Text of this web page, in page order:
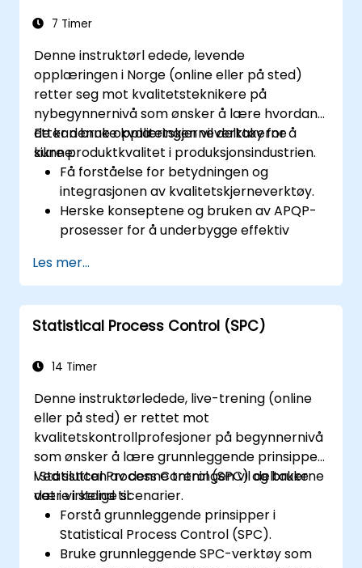
bedre oppfatning og navigering.
og analysere kjøresituasjoner.
7 Timer
Denne instruktørl edede, levende
opplæringen i Norge (online eller på sted)
retter seg mot kvalitetsteknikere på
nybegynnernivå som ønsker å lære hvordan
de kan bruke kvalitetskjerneverktøy for å
sikre produktkvalitet i produksjonsindustrien.
Etter denne opplæringen vil deltakerne
kunne:
Få forståelse for betydningen og
integrasjonen av kvalitetskjerneverktøy.
Herske konseptene og bruken av APQP-
prosesser for å underbygge effektiv
Identifisere potensielle feil i produkter og
prosesser, forstå deres konsekvenser for
produktkvalitet, og implementere tiltak
for å redusere risikoene.
og kontrollere produksjonsprosesser,
prosesseffektivitet.
Les mer...
Statistical Process Control (SPC)
14 Timer
Denne instruktørledede, live-trening (online
eller på sted) er rettet mot
kvalitetskontrollprofesjoner på begynnernivå
som ønsker å lære grunnleggende prinsipper
i Statistical Process Control (SPC) og bruke
det i virkelige scenarier.
Ved slutten av denne treningen vil deltakerne
være i stand til:
Forstå grunnleggende prinsipper i
Statistical Process Control (SPC).
Bruke grunnleggende SPC-verktøy som